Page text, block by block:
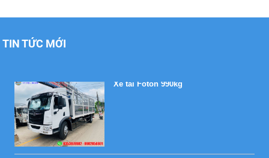
TIN TỨC MỚI